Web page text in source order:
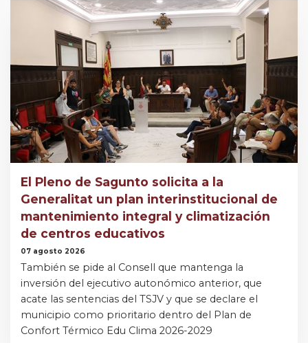
El Pleno de Sagunto solicita a la
Generalitat un plan interinstitucional de
mantenimiento integral y climatización
de centros educativos
07 agosto 2026
También se pide al Consell que mantenga la
inversión del ejecutivo autonómico anterior, que
acate las sentencias del TSJV y que se declare el
municipio como prioritario dentro del Plan de
Confort Térmico Edu Clima 2026-2029